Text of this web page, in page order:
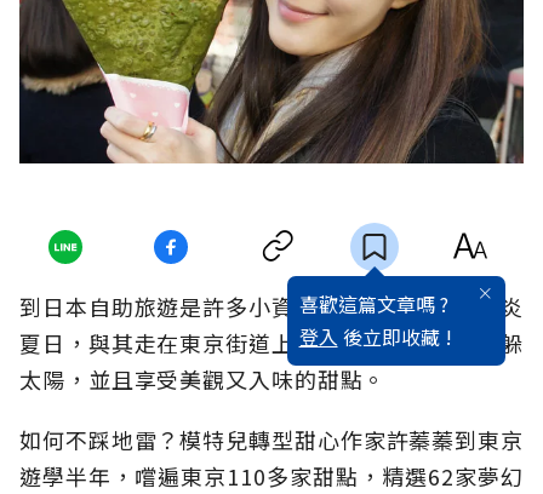
喜歡這篇文章嗎 ?
登入 後立即收藏 !
到日本自助旅遊是許多小資女孩的紓壓方法。炎炎
夏日，與其走在東京街道上，不如找家特別店家躲
太陽，並且享受美觀又入味的甜點。
如何不踩地雷？模特兒轉型甜心作家許蓁蓁到東京
遊學半年，嚐遍東京110多家甜點，精選62家夢幻